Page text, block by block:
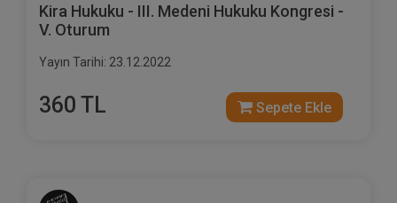
Kira Hukuku - III. Medeni Hukuku Kongresi -
V. Oturum
Yayın Tarihi: 23.12.2022
360 TL Sepete Ekle